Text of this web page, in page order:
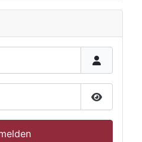
Passwort